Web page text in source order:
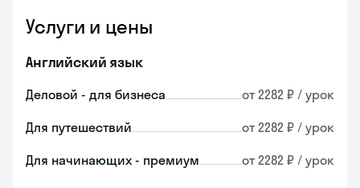
Услуги и цены
Английский язык
Деловой - для бизнеса от 2282 ₽ / урок
Для путешествий от 2282 ₽ / урок
Для начинающих - премиум от 2282 ₽ / урок